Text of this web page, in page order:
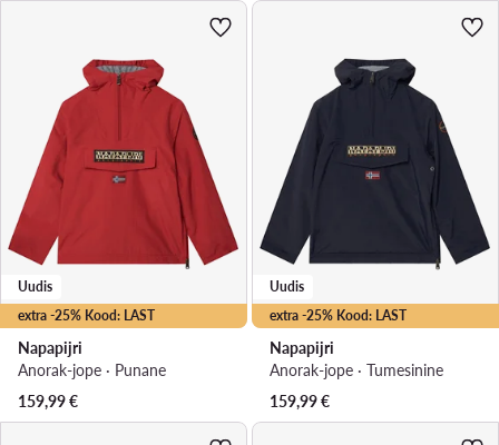
extra -25% Kood: LAST
Uudis
Napapijri
Anorak-jope · Punane
159,99€
extra -25% Kood: LAST
Uudis
Napapijri
Anorak-jope · Tumesinine
159,99€